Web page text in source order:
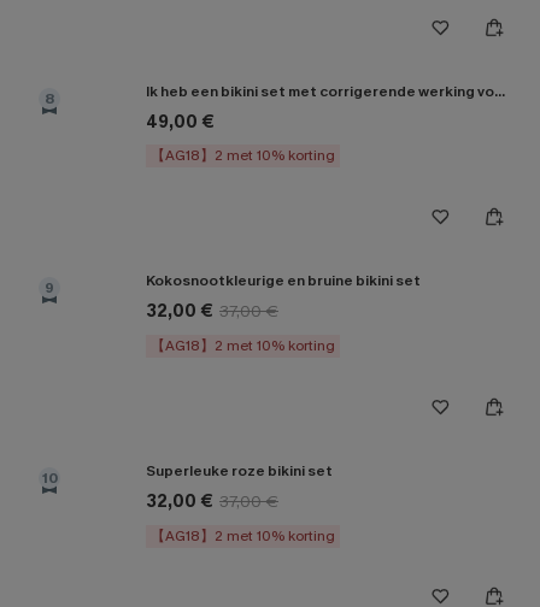
8 Ik heb een bikini set met corrigerende werking voor mijn buik gekregen.
49,00 €
【AG18】2 met 10% korting
9 Kokosnootkleurige en bruine bikini set
32,00 € 37,00 €
【AG18】2 met 10% korting
10 Superleuke roze bikini set
32,00 € 37,00 €
【AG18】2 met 10% korting